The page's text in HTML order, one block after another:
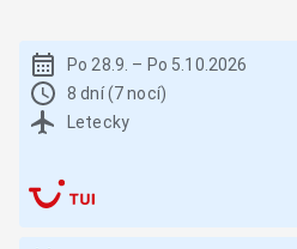
Po 28.9. – Po 5.10.2026
8 dní (7 nocí)
Letecky